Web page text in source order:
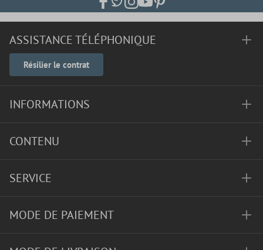
ASSISTANCE TÉLÉPHONIQUE
Résilier le contrat
INFORMATIONS
CONTENU
SERVICE
MODE DE PAIEMENT